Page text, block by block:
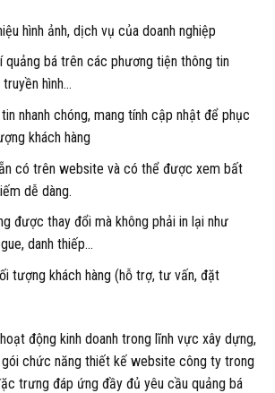
hình ảnh, dịch vụ của doanh nghiệp
quảng bá trên các phương tiện thông tin
truyền hình…
nhanh chóng, mang tính cập nhật để phục
khách hàng
có trên website và có thể được xem bất
dễ dàng.
được thay đổi mà không phải in lại như
danh thiếp…
tượng khách hàng (hỗ trợ, tư vấn, đặt
động kinh doanh trong lĩnh vực xây dựng,
chức năng thiết kế website công ty trong
trưng đáp ứng đầy đủ yêu cầu quảng bá